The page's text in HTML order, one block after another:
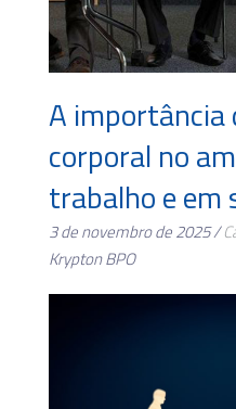
A importância
corporal no
trabalho e em
3 de novembro de 2025 /
Krypton BPO